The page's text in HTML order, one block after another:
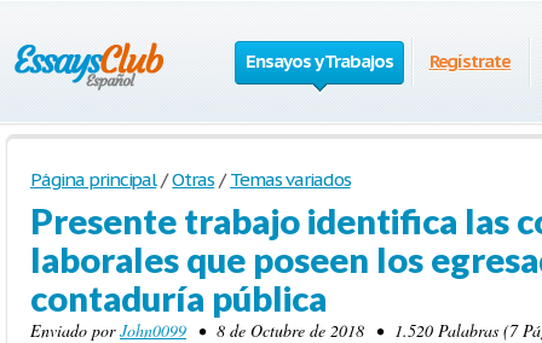
Ensayos y Trabajos Regístrate
Página principal / Otras / Temas variados
Presente trabajo identifica las
laborales que poseen los
contaduría pública
Enviado porJohn0099 • 8 de Octubre de 2018 • 1.520 Palabras (7